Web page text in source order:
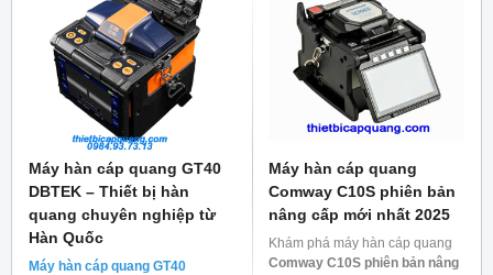
Máy hàn cáp quang GT40
DBTEK – Thiết bị hàn
quang chuyên nghiệp từ
Hàn Quốc
Máy hàn cáp quang GT40
Máy hàn cáp quang
Comway C10S phiên bản
nâng cấp mới nhất 2025
Khám phá máy hàn cáp quang
Comway C10S phiên bản nâng